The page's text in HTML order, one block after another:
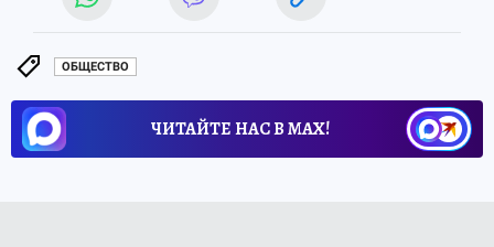
ОБЩЕСТВО
ЧИТАЙТЕ НАС В МАХ!